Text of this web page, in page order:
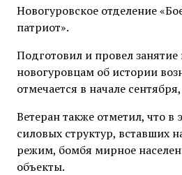
Новогуровское отделение
патриот».
Подготовил и провел
новогуровцам об истории
отмечается в начале
Ветеран также отметил, что
силовых структур, вставших
режим, бомбя мирное
объекты.